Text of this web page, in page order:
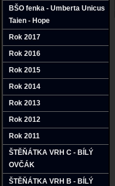
BŠO fenka - Umberta Unicus
Taien - Hope
Rok 2017
Rok 2016
Rok 2015
Rok 2014
Rok 2013
Rok 2012
Rok 2011
ŠTĚŇÁTKA VRH C - BÍLÝ
OVČÁK
ŠTĚŇÁTKA VRH B - BÍLÝ